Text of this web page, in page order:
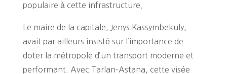
populaire à cette infrastructure.
Le maire de la capitale, Jenys Kassymbekuly,
avait par ailleurs insisté sur l’importance de
doter la métropole d’un transport moderne et
performant. Avec Tarlan-Astana, cette visée